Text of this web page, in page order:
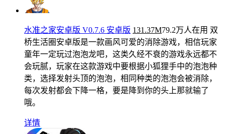
水准之家安卓版 V0.7.6 安卓版 131.37M79.2万人在用 双
桥生活圈安卓版是一款画风可爱的消除游戏，相信玩家
童年一定玩过泡泡龙吧，这类久经不衰的游戏永远都不
会玩腻，玩家在这款游戏中要根据小狐狸手中的泡泡种
类，选择发射头顶的泡泡，相同种类的泡泡会被消除，
每次发射都会下降一格，要是降到你的头上那就输了
哦。
详情